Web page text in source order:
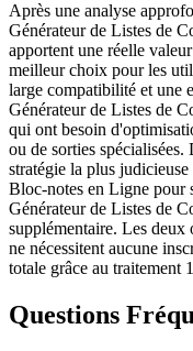
Après une analyse
Générateur de Listes de
apportent une réelle
meilleur choix pour les
large compatibilité et une
Générateur de Listes de
qui ont besoin
ou de sorties
stratégie la plus
Bloc-notes en Ligne pour
Générateur de Listes de
supplémentaire. Les deux
ne nécessitent aucune
totale grâce au traitement
Questions